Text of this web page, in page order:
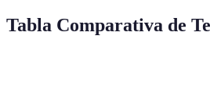
Tabla Comparativa de